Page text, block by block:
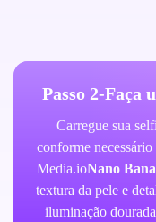
Passo 2-Faça
Carregue sua
conforme
Media.ioNano
textura da pele e
iluminação